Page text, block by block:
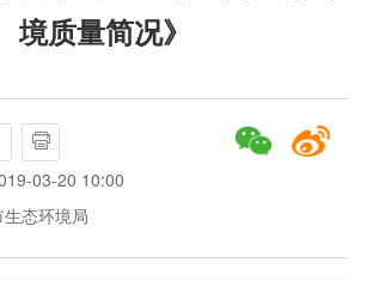
境质量简况》
03-20 10:00
态环境局